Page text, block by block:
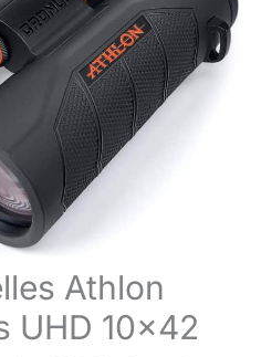
Athlon
UHD 10×42